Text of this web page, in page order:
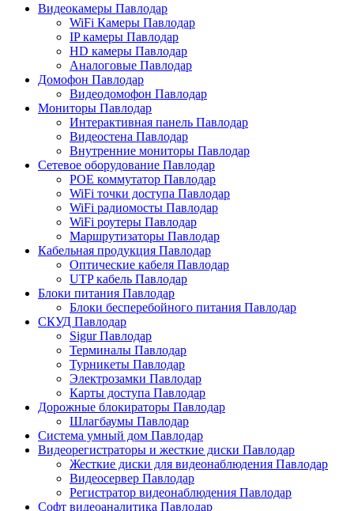
Видеокамеры Павлодар
WiFi Камеры Павлодар
IP камеры Павлодар
HD камеры Павлодар
Аналоговые Павлодар
Домофон Павлодар
Видеодомофон Павлодар
Мониторы Павлодар
Интерактивная панель Павлодар
Видеостена Павлодар
Внутренние мониторы Павлодар
Сетевое оборудование Павлодар
POE коммутатор Павлодар
WiFi точки доступа Павлодар
WiFi радиомосты Павлодар
WiFi роутеры Павлодар
Маршрутизаторы Павлодар
Кабельная продукция Павлодар
Оптические кабеля Павлодар
UTP кабель Павлодар
Блоки питания Павлодар
Блоки бесперебойного питания Павлодар
СКУД Павлодар
Sigur Павлодар
Терминалы Павлодар
Турникеты Павлодар
Электрозамки Павлодар
Карты доступа Павлодар
Дорожные блокираторы Павлодар
Шлагбаумы Павлодар
Система умный дом Павлодар
Видеорегистраторы и жесткие диски Павлодар
Жесткие диски для видеонаблюдения Павлодар
Видеосервер Павлодар
Регистратор видеонаблюдения Павлодар
Софт видеоаналитика Павлодар